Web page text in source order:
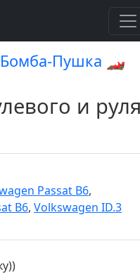
(Бомба-Пушка 🏎️
и
Passat B6,
B6, Volkswagen ID.3